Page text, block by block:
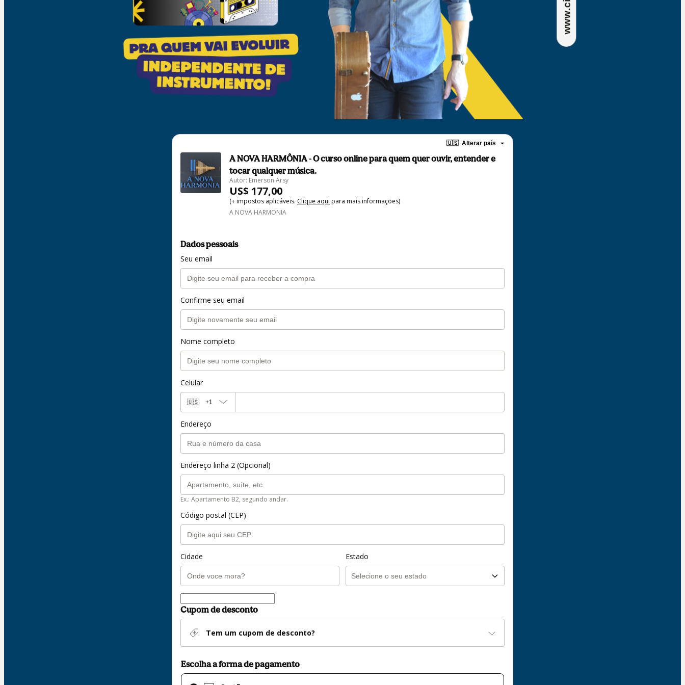
🇺🇸 Alterar país
A NOVA HARMÔNIA - O curso online para quem quer ouvir, entender e
tocar qualquer música.
Autor: Emerson Arsy
US$ 177,00
(+ impostos aplicáveis. Clique aqui para mais informações)
A NOVA HARMONIA
Dados pessoais
Seu email
Confirme seu email
Nome completo
Celular
🇺🇸 +1
Endereço
Endereço linha 2 (Opcional)
Ex.: Apartamento B2, segundo andar.
Código postal (CEP)
Cidade Estado
Cupom de desconto
Tem um cupom de desconto?
Escolha a forma de pagamento
Cartão